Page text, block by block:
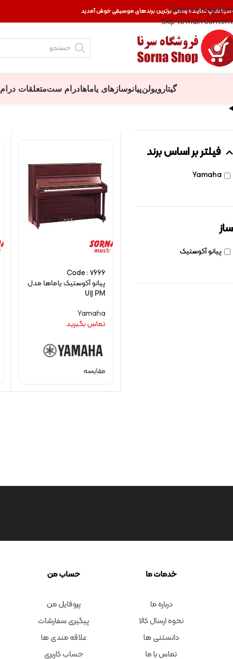
Skip to navigation
Skip to main content
سرنا شاپ نماینده رسمی برترین برندهای موسیقی خوش آمدید
گیتار ویولنپیانوسازهای یاماهادرام ستمتعلقات درام
فیلتر بر اساس برند
Yamaha
ساز
پیانو آکوستیک
Code : 7666
پیانو آکوستیک یاماها مدل
U1J PM
Yamaha
تماس بگیرید
مقایسه
خدمات ما
درباره ما
نحوه ارسال کالا
دانستنی ها
تماس با ما
حساب من
پروفایل من
پیگیری سفارشات
علاقه مندی ها
حساب کاربری